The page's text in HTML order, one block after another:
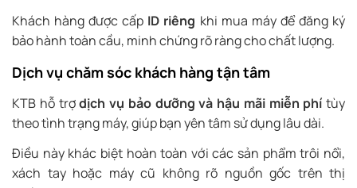
Khách hàng được cấp ID riêng khi mua máy để đăng ký
bảo hành toàn cầu, minh chứng rõ ràng cho chất lượng.
Dịch vụ chăm sóc khách hàng tận tâm
KTB hỗ trợdịch vụ bảo dưỡng và hậu mãi miễn phí tùy
theo tình trạng máy, giúp bạn yên tâm sử dụng lâu dài.
Điều này khác biệt hoàn toàn với các sản phẩm trôi nổi,
xách tay hoặc máy cũ không rõ nguồn gốc trên thị